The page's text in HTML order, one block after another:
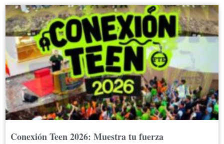
Conexión Teen 2026: Muestra tu fuerza